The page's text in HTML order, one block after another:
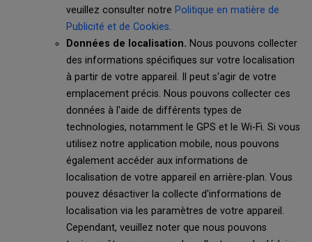
veuillez consulter notre Politique en matière de
Publicité et de Cookies.
Données de localisation. Nous pouvons collecter
des informations spécifiques sur votre localisation
à partir de votre appareil. Il peut s'agir de votre
emplacement précis. Nous pouvons collecter ces
données à l'aide de différents types de
technologies, notamment le GPS et le Wi-Fi. Si vous
utilisez notre application mobile, nous pouvons
également accéder aux informations de
localisation de votre appareil en arrière-plan. Vous
pouvez désactiver la collecte d'informations de
localisation via les paramètres de votre appareil.
Cependant, veuillez noter que nous pouvons